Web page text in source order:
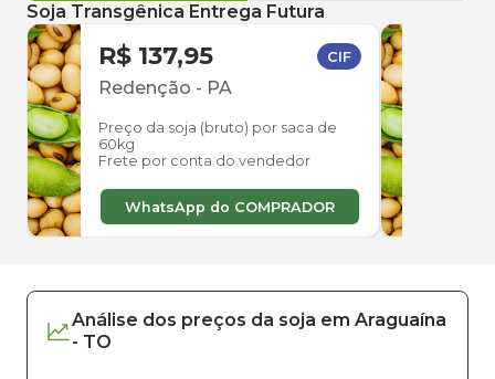
Soja Transgênica Entrega Futura
R$ 137,95 CIF
Redenção - PA
Preço da soja (bruto) por saca de
60kg
Frete por conta do vendedor
WhatsApp do COMPRADOR
Análise dos preços da soja em Araguaína
- TO